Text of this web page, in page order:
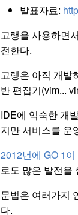
발표자료:
고랭을 사용하면
전한다.
고랭은 아직 개발
반 편집기(vim...
IDE에 익숙한 개
지만 서비스를 운
2012년에 GO 1
로도 많은 발전을
문법은 여러가지
다.